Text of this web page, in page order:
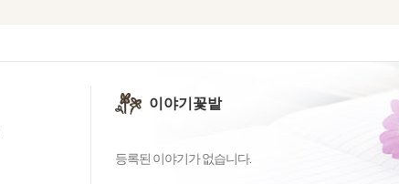
이야기꽃밭
등록된 이야기가 없습니다.